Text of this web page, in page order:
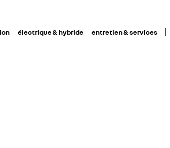
électrique & hybride entretien & services